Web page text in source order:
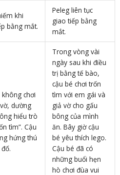
khi
bằng mắt.
Peleg liên tục
giao tiếp bằng
mắt.
không chơi
dường
hiểu trò
tìm”. Cậu
hứng thú
Trong vòng vài
ngày sau khi điều
trị bằng tế bào,
cậu bé chơi trốn
tìm với em gái và
giả vờ cho gấu
bông của mình
ăn. Bây giờ cậu
bé yêu thích lego.
Cậu bé đã có
những buổi hẹn
hò chơi đùa vui